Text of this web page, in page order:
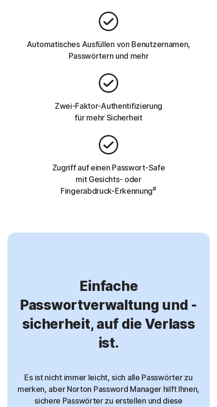
Automatisches Ausfüllen von Benutzernamen,
Passwörtern und mehr
Zwei-Faktor-Authentifizierung
für mehr Sicherheit
Zugriff auf einen Passwort-Safe
mit Gesichts- oder
Fingerabdruck-Erkennung#
Einfache
Passwortverwaltung und -
sicherheit, auf die Verlass
ist.
Es ist nicht immer leicht, sich alle Passwörter zu
merken, aber Norton Password Manager hilft Ihnen,
sichere Passwörter zu erstellen und diese